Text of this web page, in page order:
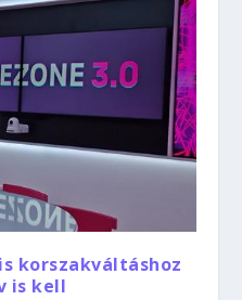
korszakváltáshoz
is kell